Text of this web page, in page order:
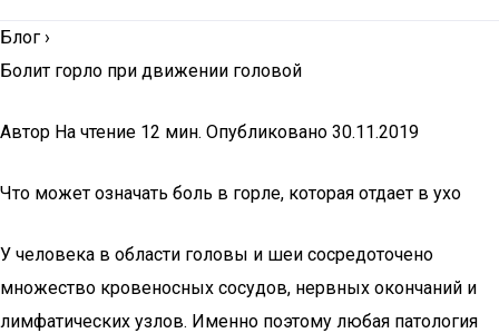
Блог ›
Болит горло при движении головой
Автор На чтение 12 мин. Опубликовано 30.11.2019
Что может означать боль в горле, которая отдает в ухо
У человека в области головы и шеи сосредоточено
множество кровеносных сосудов, нервных окончаний и
лимфатических узлов. Именно поэтому любая патология